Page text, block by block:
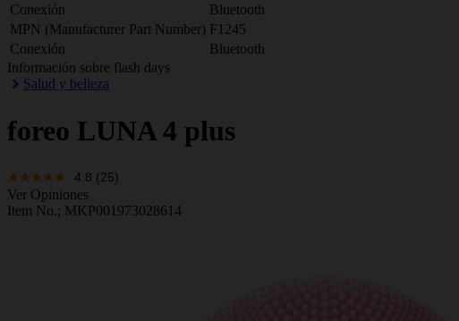
Conexión
Bluetooth
MPN (Manufacturer Part Number) F1245
Conexión
Bluetooth
Información sobre flash days
Salud y belleza
foreo LUNA 4 plus
4.8 (25)
Ver Opiniones
Item No.; MKP001973028614